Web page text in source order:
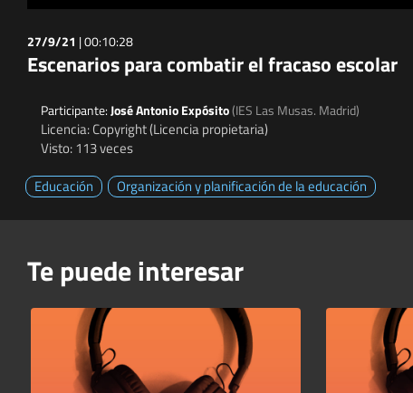
27/9/21 |00:10:28
Escenarios para combatir el fracaso escolar
Participante:José Antonio Expósito(IES Las Musas. Madrid)
Licencia: Copyright (Licencia propietaria)
Visto: 113 veces
Educación
Organización y planificación de la educación
Te puede interesar